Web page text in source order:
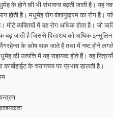
के होने की भी संभावना बढ़ती जाती है। यह
होती है। मधुमेह रोग वंशानुक्रम का रोग है।
मोटे व्यक्तियों में यह रोग अधिक होता है। जो
बढ़ जाती है जिससे पित्ताशय को अधिक
के कोष थक जाते हैं तथा में नष्ट होने लगते
की उत्पत्ति में यह सहायक होते हैं। वह
कार्बोहाईट के चयापचय पर प्रभाव डालती है।